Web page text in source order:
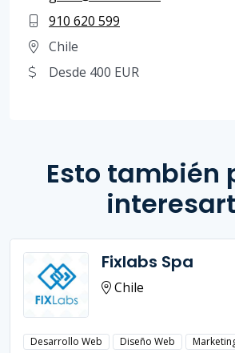
910 620 599
Chile
Desde 400 EUR
Esto también
Fixlabs Spa
Chile
Desarrollo Web Diseño Web